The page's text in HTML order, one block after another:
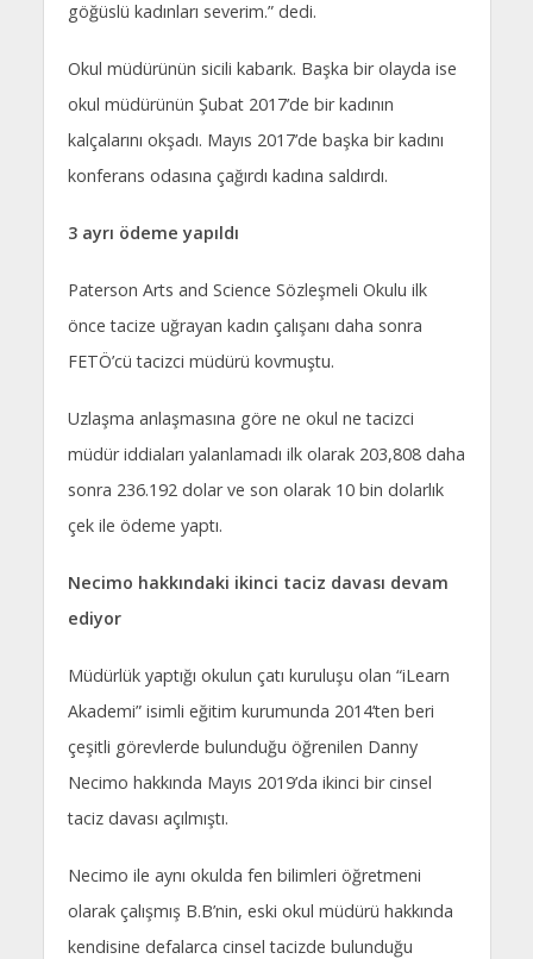
göğüslü kadınları severim.” dedi.
Okul müdürünün sicili kabarık. Başka bir olayda ise
okul müdürünün Şubat 2017’de bir kadının
kalçalarını okşadı. Mayıs 2017’de başka bir kadını
konferans odasına çağırdı kadına saldırdı.
3 ayrı ödeme yapıldı
Paterson Arts and Science Sözleşmeli Okulu ilk
önce tacize uğrayan kadın çalışanı daha sonra
FETÖ’cü tacizci müdürü kovmuştu.
Uzlaşma anlaşmasına göre ne okul ne tacizci
müdür iddiaları yalanlamadı ilk olarak 203,808 daha
sonra 236.192 dolar ve son olarak 10 bin dolarlık
çek ile ödeme yaptı.
Necimo hakkındaki ikinci taciz davası devam
ediyor
Müdürlük yaptığı okulun çatı kuruluşu olan “iLearn
Akademi” isimli eğitim kurumunda 2014’ten beri
çeşitli görevlerde bulunduğu öğrenilen Danny
Necimo hakkında Mayıs 2019’da ikinci bir cinsel
taciz davası açılmıştı.
Necimo ile aynı okulda fen bilimleri öğretmeni
olarak çalışmış B.B’nin, eski okul müdürü hakkında
kendisine defalarca cinsel tacizde bulunduğu